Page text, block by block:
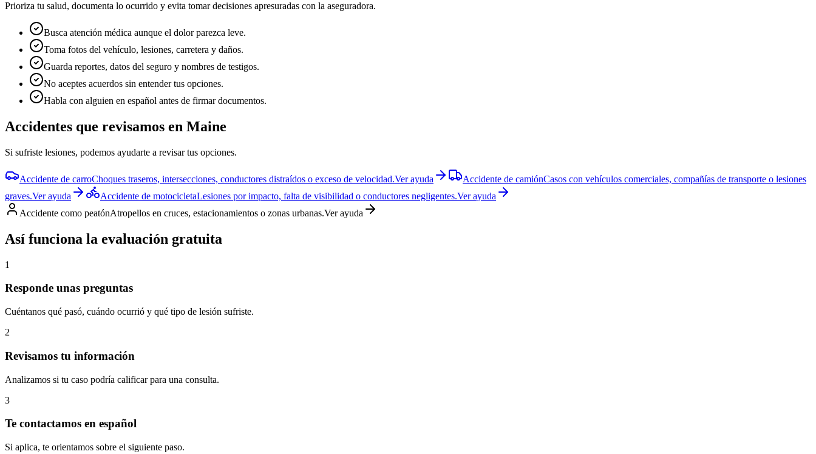
Prioriza tu salud, documenta lo ocurrido y evita tomar decisiones apresuradas con la aseguradora.
Busca atención médica aunque el dolor parezca leve.
Toma fotos del vehículo, lesiones, carretera y daños.
Guarda reportes, datos del seguro y nombres de testigos.
No aceptes acuerdos sin entender tus opciones.
Habla con alguien en español antes de firmar documentos.
Accidentes que revisamos en Maine
Si sufriste lesiones, podemos ayudarte a revisar tus opciones.
Accidente de carroChoques traseros, intersecciones, conductores distraídos o exceso de velocidad.Ver ayuda Accidente de camiónCasos con vehículos comerciales, compañías de transporte o lesiones
graves.Ver ayuda Accidente de motocicletaLesiones por impacto, falta de visibilidad o conductores negligentes.Ver ayuda
Accidente como peatónAtropellos en cruces, estacionamientos o zonas urbanas.Ver ayuda
Así funciona la evaluación gratuita
1
Responde unas preguntas
Cuéntanos qué pasó, cuándo ocurrió y qué tipo de lesión sufriste.
2
Revisamos tu información
Analizamos si tu caso podría calificar para una consulta.
3
Te contactamos en español
Si aplica, te orientamos sobre el siguiente paso.